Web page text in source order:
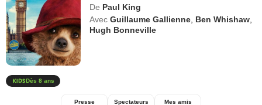
De Paul King
Avec Guillaume Gallienne Ben Whishaw
Hugh Bonneville
Dès 8 ans
Presse Spectateurs Mes amis